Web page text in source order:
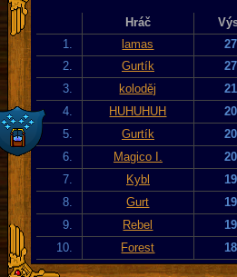
Hráč
1.
lamas
2.
Gurtík
3.
koloděj
4.
HUHUHUH
5.
Gurtík
6.
Magico I.
7.
Kybl
8.
Gurt
9.
Rebel
10.
Forest